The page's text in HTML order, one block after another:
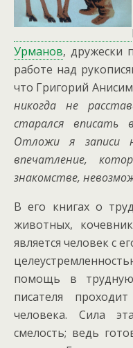
Урманов, дружески
работе над
что Григорий
никогда не
старался вписать
Отложи я записи
впечатление,
знакомстве,
В его книгах о
животных,
является человек с
помощь в
писателя
человека. Сила
смелость; ведь